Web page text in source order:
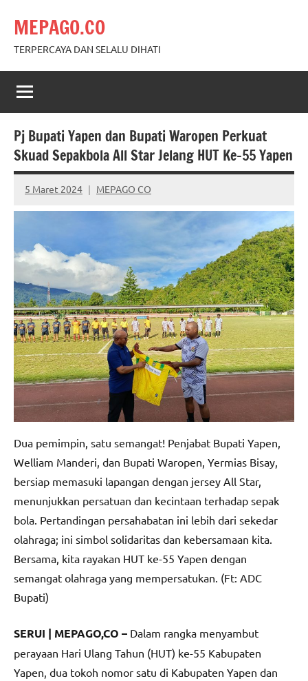
content
MEPAGO.CO
TERPERCAYA DAN SELALU DIHATI
Pj Bupati Yapen dan Bupati Waropen Perkuat
Skuad Sepakbola All Star Jelang HUT Ke-55 Yapen
5 Maret 2024 MEPAGO CO
No
comments
Dua pemimpin, satu semangat! Penjabat Bupati Yapen,
Welliam Manderi, dan Bupati Waropen, Yermias Bisay,
bersiap memasuki lapangan dengan jersey All Star,
menunjukkan persatuan dan kecintaan terhadap sepak
bola. Pertandingan persahabatan ini lebih dari sekedar
olahraga; ini simbol solidaritas dan kebersamaan kita.
Bersama, kita rayakan HUT ke-55 Yapen dengan
semangat olahraga yang mempersatukan. (Ft: ADC
Bupati)
SERUI | MEPAGO,CO – Dalam rangka menyambut
perayaan Hari Ulang Tahun (HUT) ke-55 Kabupaten
Yapen, dua tokoh nomor satu di Kabupaten Yapen dan